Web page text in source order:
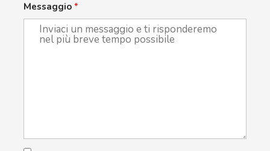
Messaggio *